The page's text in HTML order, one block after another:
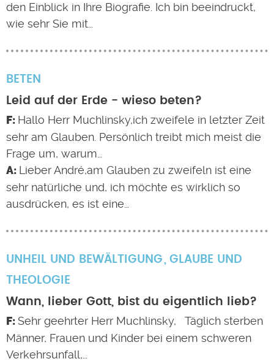
den Einblick in Ihre Biografie. Ich bin beeindruckt,
wie sehr Sie mit…
BETEN
Leid auf der Erde - wieso beten?
Hallo Herr Muchlinsky,ich zweifele in letzter Zeit
sehr am Glauben. Persönlich treibt mich meist die
Frage um, warum…
Lieber André,am Glauben zu zweifeln ist eine
sehr natürliche und, ich möchte es wirklich so
ausdrücken, es ist eine…
UNHEIL UND BEWÄLTIGUNG
GLAUBE UND
THEOLOGIE
Wann, lieber Gott, bist du eigentlich lieb?
Sehr geehrter Herr Muchlinsky, Täglich sterben
Männer, Frauen und Kinder bei einem schweren
Verkehrsunfall,…